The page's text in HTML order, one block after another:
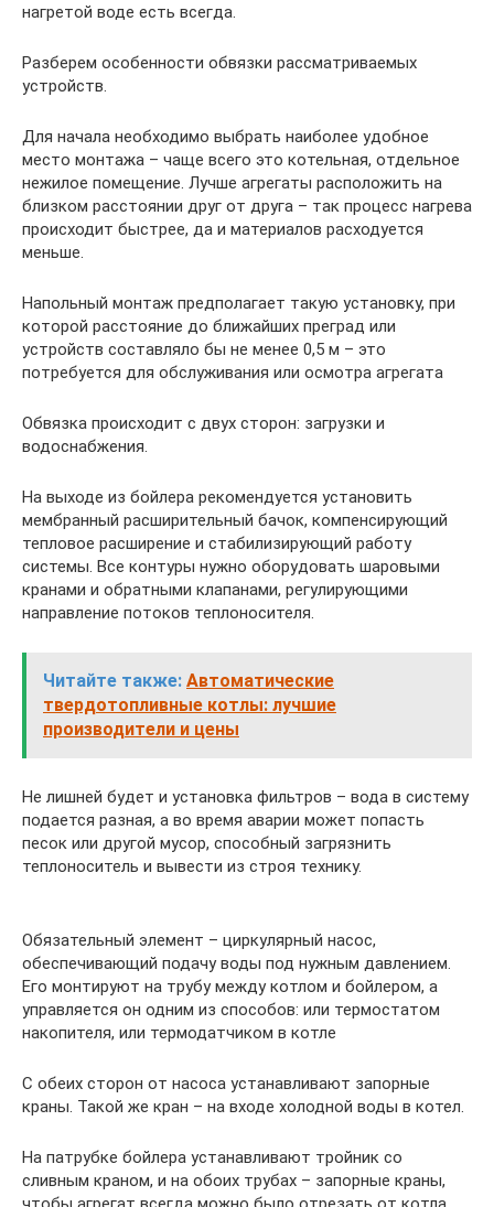
нагретой воде есть всегда.
Разберем особенности обвязки рассматриваемых
устройств.
Для начала необходимо выбрать наиболее удобное
место монтажа – чаще всего это котельная, отдельное
нежилое помещение. Лучше агрегаты расположить на
близком расстоянии друг от друга – так процесс нагрева
происходит быстрее, да и материалов расходуется
меньше.
Напольный монтаж предполагает такую установку, при
которой расстояние до ближайших преград или
устройств составляло бы не менее 0,5 м – это
потребуется для обслуживания или осмотра агрегата
Обвязка происходит с двух сторон: загрузки и
водоснабжения.
На выходе из бойлера рекомендуется установить
мембранный расширительный бачок, компенсирующий
тепловое расширение и стабилизирующий работу
системы. Все контуры нужно оборудовать шаровыми
кранами и обратными клапанами, регулирующими
направление потоков теплоносителя.
Читайте также: Автоматические
твердотопливные котлы: лучшие
производители и цены
Не лишней будет и установка фильтров – вода в систему
подается разная, а во время аварии может попасть
песок или другой мусор, способный загрязнить
теплоноситель и вывести из строя технику.
Обязательный элемент – циркулярный насос,
обеспечивающий подачу воды под нужным давлением.
Его монтируют на трубу между котлом и бойлером, а
управляется он одним из способов: или термостатом
накопителя, или термодатчиком в котле
С обеих сторон от насоса устанавливают запорные
краны. Такой же кран – на входе холодной воды в котел.
На патрубке бойлера устанавливают тройник со
сливным краном, и на обоих трубах – запорные краны,